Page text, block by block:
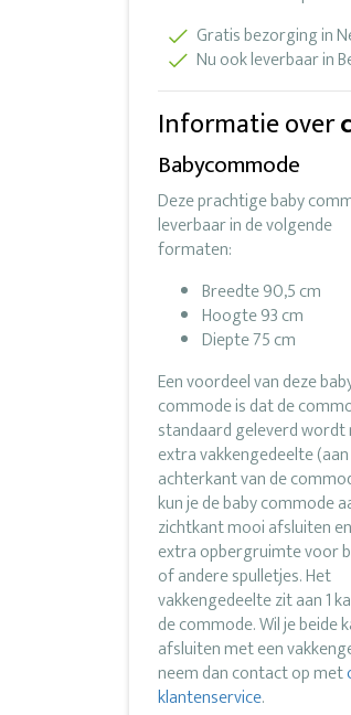
Gratis bezorging in
Nu ook leverbaar in
Informatie over
Babycommode
Deze prachtige baby
leverbaar in de volgende
formaten:
Breedte 90,5 cm
Hoogte 93 cm
Diepte 75 cm
Een voordeel van deze
commode is dat de
standaard geleverd
extra vakkengedeelte
achterkant van de
kun je de baby commode
zichtkant mooi afsluiten
extra opbergruimte voor
of andere spulletjes. Het
vakkengedeelte zit aan 1
de commode. Wil je beide
afsluiten met een
neem dan contact op met
klantenservice.